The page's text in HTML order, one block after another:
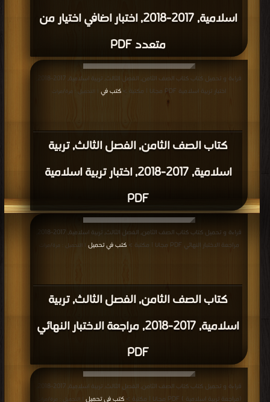
اسلامية, 2017-2018, اختبار اضافي اختيار من
متعدد PDF
كتاب الصف الثامن, الفصل الثالث, تربية
اسلامية, 2017-2018, اختبار تربية اسلامية
PDF
اختبار تربية اسلامية PDF مجانا | مكتبة >
كتب في | التحميل : مرة/مرات
كتاب الصف الثامن, الفصل الثالث, تربية
اسلامية, 2017-2018, مراجعة الاختبار النهائي
PDF
مراجعة الاختبار النهائي PDF مجانا | مكتبة >
كتب في تحميل | التحميل : مرة/مرات
(مراجعة تربية اسلامية ) PDF مجانا | مكتبة >
كتب في تحميل | التحميل : مرة/مرات